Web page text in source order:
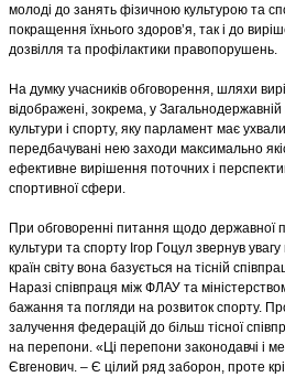
молоді до занять фізичною культурою та
покращення їхнього здоров’я, так і до
дозвілля та профілактики правопорушень.
На думку учасників обговорення, шляхи
відображені, зокрема, у Загальнодержавній
культури і спорту, яку парламент має
передбачувані нею заходи максимально
ефективне вирішення поточних і
спортивної сфери.
При обговоренні питання щодо державної
культури та спорту Ігор Гоцул звернув
країн світу вона базується на тісній
Наразі співпраця між ФЛАУ та
бажання та погляди на розвиток спорту.
залучення федерацій до більш тісної
на перепони. «Ці перепони законодавчі і
Євгенович. – Є цілий ряд заборон, проте